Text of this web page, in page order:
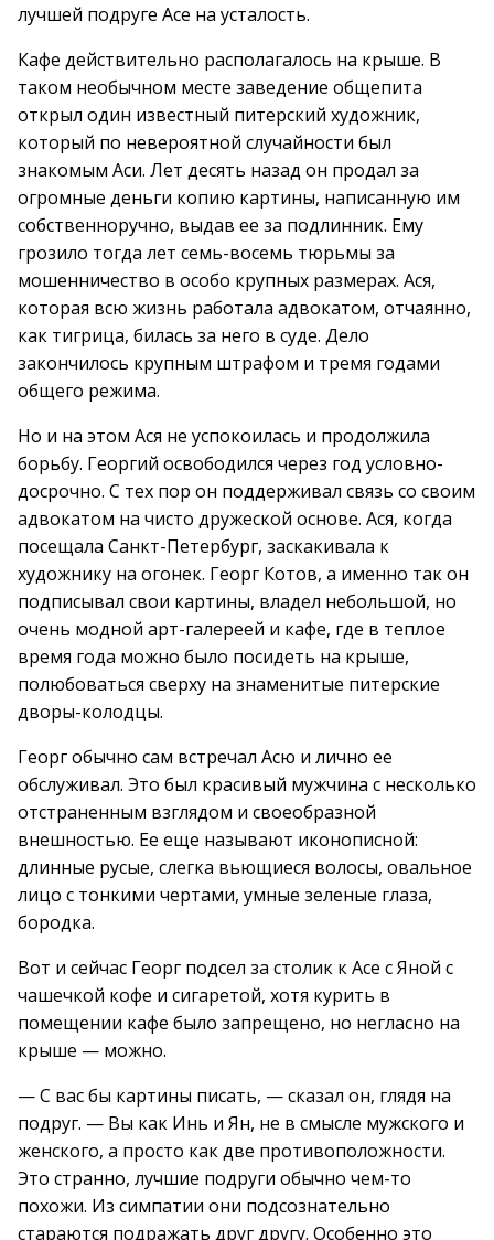
лучшей подруге Асе на усталость.
Кафе действительно располагалось на крыше. В
таком необычном месте заведение общепита
открыл один известный питерский художник,
который по невероятной случайности был
знакомым Аси. Лет десять назад он продал за
огромные деньги копию картины, написанную им
собственноручно, выдав ее за подлинник. Ему
грозило тогда лет семь-восемь тюрьмы за
мошенничество в особо крупных размерах. Ася,
которая всю жизнь работала адвокатом, отчаянно,
как тигрица, билась за него в суде. Дело
закончилось крупным штрафом и тремя годами
общего режима.
Но и на этом Ася не успокоилась и продолжила
борьбу. Георгий освободился через год условно-
досрочно. С тех пор он поддерживал связь со своим
адвокатом на чисто дружеской основе. Ася, когда
посещала Санкт-Петербург, заскакивала к
художнику на огонек. Георг Котов, а именно так он
подписывал свои картины, владел небольшой, но
очень модной арт-галереей и кафе, где в теплое
время года можно было посидеть на крыше,
полюбоваться сверху на знаменитые питерские
дворы-колодцы.
Георг обычно сам встречал Асю и лично ее
обслуживал. Это был красивый мужчина с несколько
отстраненным взглядом и своеобразной
внешностью. Ее еще называют иконописной:
длинные русые, слегка вьющиеся волосы, овальное
лицо с тонкими чертами, умные зеленые глаза,
бородка.
Вот и сейчас Георг подсел за столик к Асе с Яной с
чашечкой кофе и сигаретой, хотя курить в
помещении кафе было запрещено, но негласно на
крыше — можно.
— С вас бы картины писать, — сказал он, глядя на
подруг. — Вы как Инь и Ян, не в смысле мужского и
женского, а просто как две противоположности.
Это странно, лучшие подруги обычно чем-то
похожи. Из симпатии они подсознательно
стараются подражать друг другу. Особенно это